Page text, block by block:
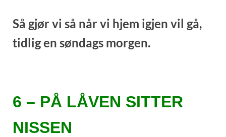
Så gjør vi så når vi hjem igjen vil gå,
tidlig en søndags morgen.
6 – PÅ LÅVEN SITTER
NISSEN